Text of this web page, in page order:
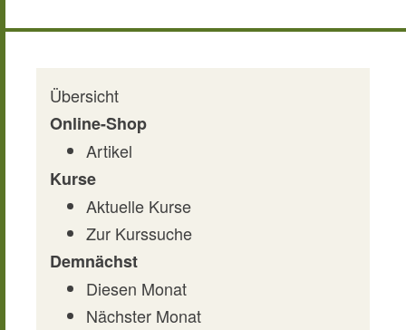
Übersicht
Online-Shop
Artikel
Kurse
Aktuelle Kurse
Zur Kurssuche
Demnächst
Diesen Monat
Nächster Monat